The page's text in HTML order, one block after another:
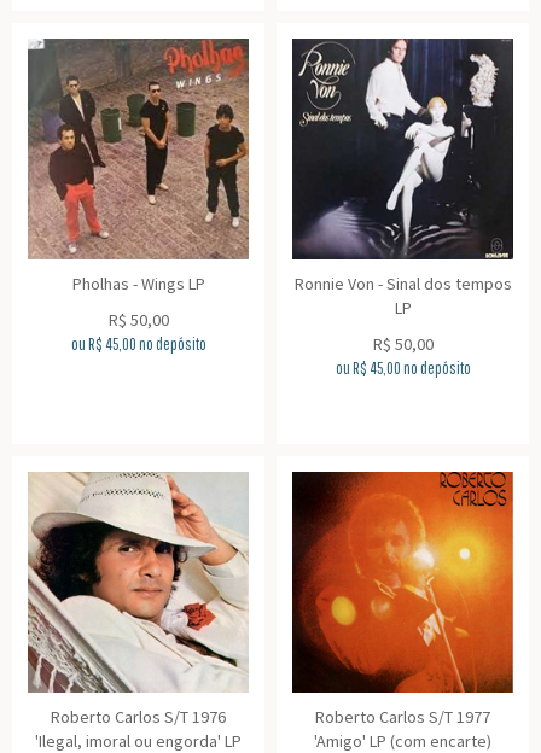
Pholhas - Wings LP
R$ 50,00
ou R$ 45,00no depósito
Ronnie Von - Sinal dos tempos
LP
R$ 50,00
ou R$ 45,00no depósito
Roberto Carlos S/T 1976
'Ilegal, imoral ou engorda' LP
Roberto Carlos S/T 1977
'Amigo' LP (com encarte)